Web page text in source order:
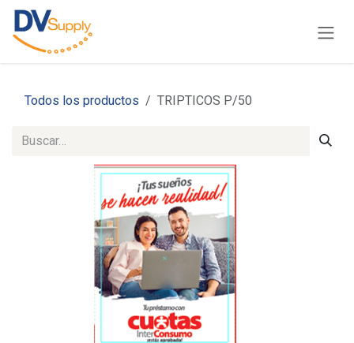
Ir al contenido
Todos los productos TRIPTICOS P/50